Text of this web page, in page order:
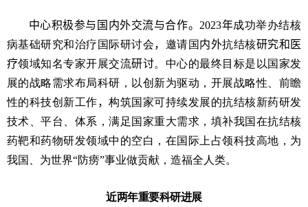
中心积极参与国内外交流与合作。2023年成功举办结核
病基础研究和治疗国际研讨会， 邀请国内外抗结核研究和医
疗领域知名专家开展交流研讨。 中心的最终目标是以国家发
展的战略需求布局科研，以创新为驱动，开展战略性、前瞻
性的科技创新工作，构筑国家可持续发展的抗结核新药研发
技术、平台、体系，满足国家重大需求，填补我国在抗结核
药靶和药物研发领域中的空白，在国际上占领科技高地，为
我国、为世界“防痨”事业做贡献，造福全人类。
近两年重要科研进展